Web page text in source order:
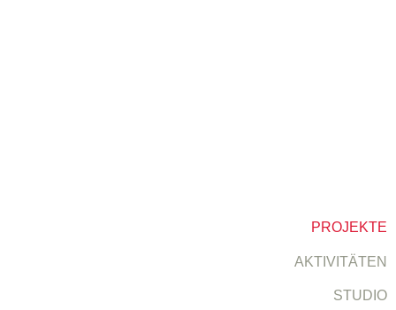
PROJEKTE
AKTIVITÄTEN
STUDIO